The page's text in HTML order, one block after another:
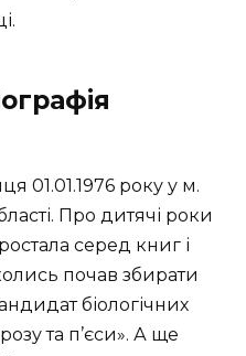
01.01.1976 року у м.
Про дитячі роки
серед книг і
почав збирати
біологічних
та п’єси». А ще